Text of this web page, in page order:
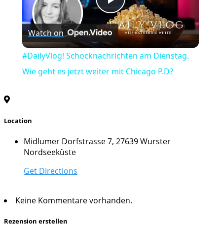
Play
Video
Watch on
#DailyVlog! Schocknachrichten am Dienstag.
Wie geht es jetzt weiter mit Chicago P.D?
Location
Midlumer Dorfstrasse 7, 27639 Wurster
Nordseeküste
Get Directions
Keine Kommentare vorhanden.
Rezension erstellen